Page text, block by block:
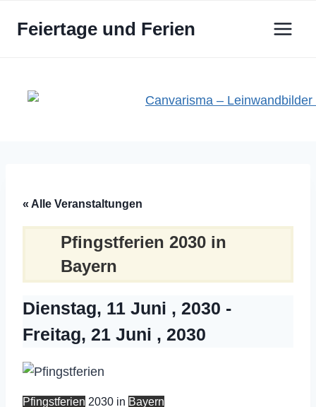
InhaltFeiertage und Ferien
« Alle Veranstaltungen
Pfingstferien 2030 in
Bayern
Dienstag, 11 Juni , 2030 -
Freitag, 21 Juni , 2030
Pfingstferien 2030 in Bayern